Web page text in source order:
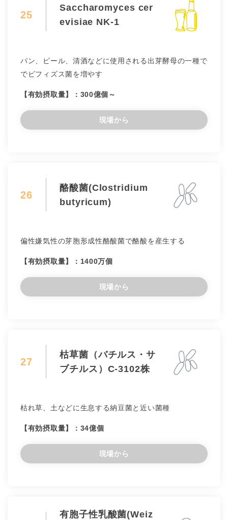
25
Saccharomyces cer
evisiae NK-1
パン、ビール、清酒などに使用される出芽酵母の一種で
でビフィズス菌を増やす
【有効摂取量】：300億個～
現場から
26
酪酸菌(Clostridium
butyricum)
偏性嫌気性の芽胞形成性酪酸菌で酪酸を産生する
【有効摂取量】：1400万個
現場から
27
枯草菌（バチルス・サ
ブチルス）C-3102株
枯れ草、土などに生息する納豆菌と近い菌種
【有効摂取量】：34億個
現場から
有胞子性乳酸菌(Weiz